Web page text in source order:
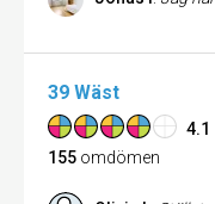
39 Wäst
4.1
155 omdömen